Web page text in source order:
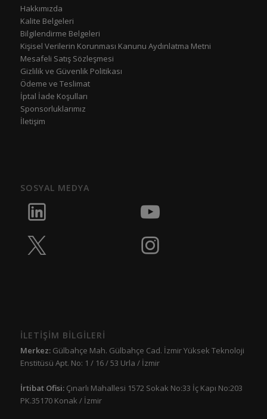
Hakkımızda
Kalite Belgeleri
Bilgilendirme Belgeleri
Kişisel Verilerin Korunması Kanunu Aydınlatma Metni
Mesafeli Satış Sözleşmesi
Gizlilik ve Güvenlik Politikası
Ödeme ve Teslimat
İptal İade Koşulları
Sponsorluklarımız
İletişim
SOSYAL MEDYA
İLETİŞİM BİLGİLERİ
Merkez:Gülbahçe Mah. Gülbahçe Cad. İzmir Yüksek Teknoloji
Enstitüsü Apt. No: 1 / 16 / 53 Urla / İzmir
İrtibat Ofisi: Çınarlı Mahallesi 1572 Sokak No:33 İç Kapı No:203
PK.35170 Konak / İzmir